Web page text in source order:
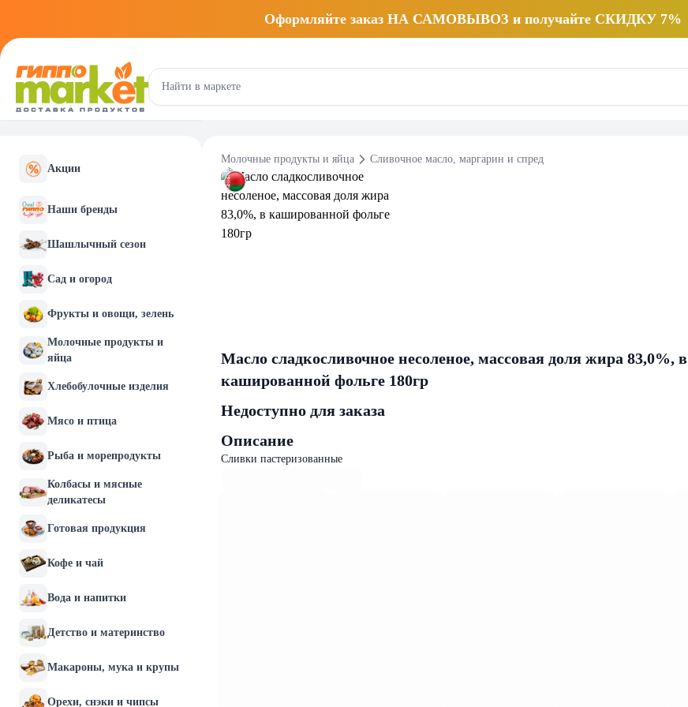
Оформляйте заказ НА САМОВЫВОЗ и получайте СКИДКУ 7%
Акции
Наши бренды
Шашлычный сезон
Сад и огород
Фрукты и овощи, зелень
Молочные продукты и
яйца
Хлебобулочные изделия
Мясо и птица
Рыба и морепродукты
Колбасы и мясные
деликатесы
Готовая продукция
Кофе и чай
Вода и напитки
Детство и материнство
Макароны, мука и крупы
Орехи, снэки и чипсы
Молочные продукты и яйца Сливочное масло, маргарин и спред
Масло сладкосливочное несоленое, массовая доля жира 83,0%, в
кашированной фольге 180гр
Недоступно для заказа
Описание
Сливки пастеризованные